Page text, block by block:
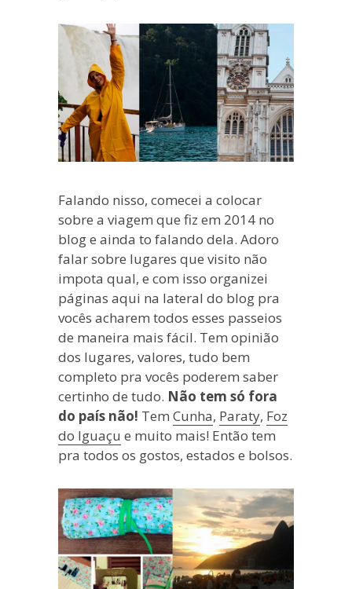
Falando nisso, comecei a colocar
sobre a viagem que fiz em 2014 no
blog e ainda to falando dela. Adoro
falar sobre lugares que visito não
impota qual, e com isso organizei
páginas aqui na lateral do blog pra
vocês acharem todos esses passeios
de maneira mais fácil. Tem opinião
dos lugares, valores, tudo bem
completo pra vocês poderem saber
certinho de tudo. Não tem só fora
do país não! Tem Cunha, Paraty, Foz
do Iguaçu e muito mais! Então tem
pra todos os gostos, estados e bolsos.